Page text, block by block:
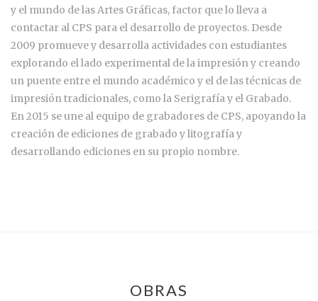
y el mundo de las Artes Gráficas, factor que lo lleva a
contactar al CPS para el desarrollo de proyectos. Desde
2009 promueve y desarrolla actividades con estudiantes
explorando el lado experimental de la impresión y creando
un puente entre el mundo académico y el de las técnicas de
impresión tradicionales, como la Serigrafía y el Grabado.
En 2015 se une al equipo de grabadores de CPS, apoyando la
creación de ediciones de grabado y litografía y
desarrollando ediciones en su propio nombre.
OBRAS